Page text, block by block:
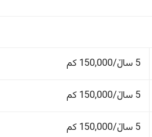
5 ساڵ/150,000 کم
5 ساڵ/150,000 کم
5 ساڵ/150,000 کم